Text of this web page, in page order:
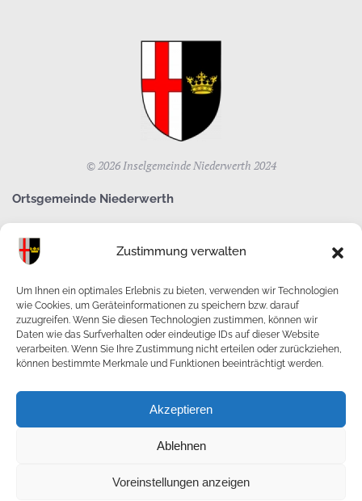
Zustimmung verwalten
Um Ihnen ein optimales Erlebnis zu bieten, verwenden wir Technologien
wie Cookies, um Geräteinformationen zu speichern bzw. darauf
zuzugreifen. Wenn Sie diesen Technologien zustimmen, können wir
Daten wie das Surfverhalten oder eindeutige IDs auf dieser Website
verarbeiten. Wenn Sie Ihre Zustimmung nicht erteilen oder zurückziehen,
können bestimmte Merkmale und Funktionen beeinträchtigt werden.
Akzeptieren
Ablehnen
Voreinstellungen anzeigen
©2026Inselgemeinde Niederwerth 2024
Ortsgemeinde Niederwerth
Horst Klöckner
Landrat-Jost-Str. 4
ortsbuergermeister(at)niederwerth.de
Telefon: 0261/60366
DATENSCHUTZERKLÄRUNG